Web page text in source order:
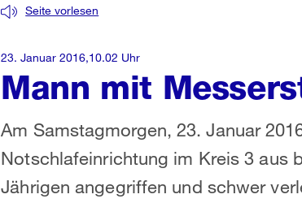
Mann mit
Seite vorlesen
Am Samstagmorgen, 23. Januar
Notschlafeinrichtung im Kreis 3 aus
Jährigen angegriffen und schwer
23. Januar 2016,10.02 Uhr